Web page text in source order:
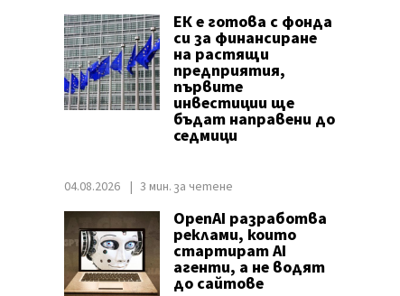
ЕК е готова с фонда
си за финансиране
на растящи
предприятия,
първите
инвестиции ще
бъдат направени до
седмици
04.08.2026 3 мин. за четене
OpenAI разработва
реклами, които
стартират AI
агенти, а не водят
до сайтове